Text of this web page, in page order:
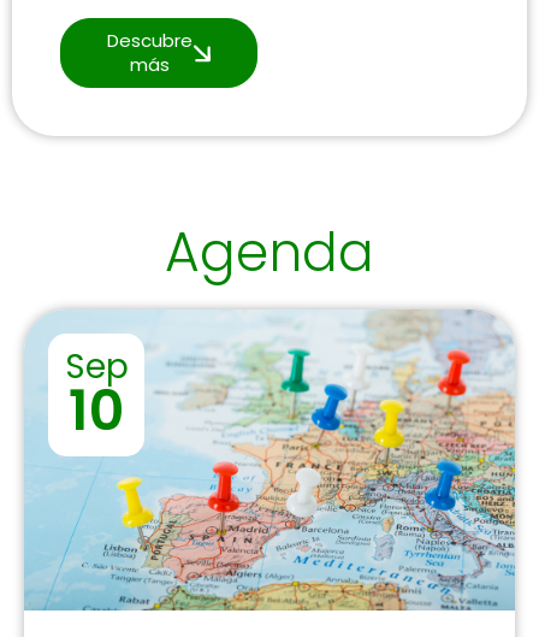
Descubre
más
Agenda
Sep
10